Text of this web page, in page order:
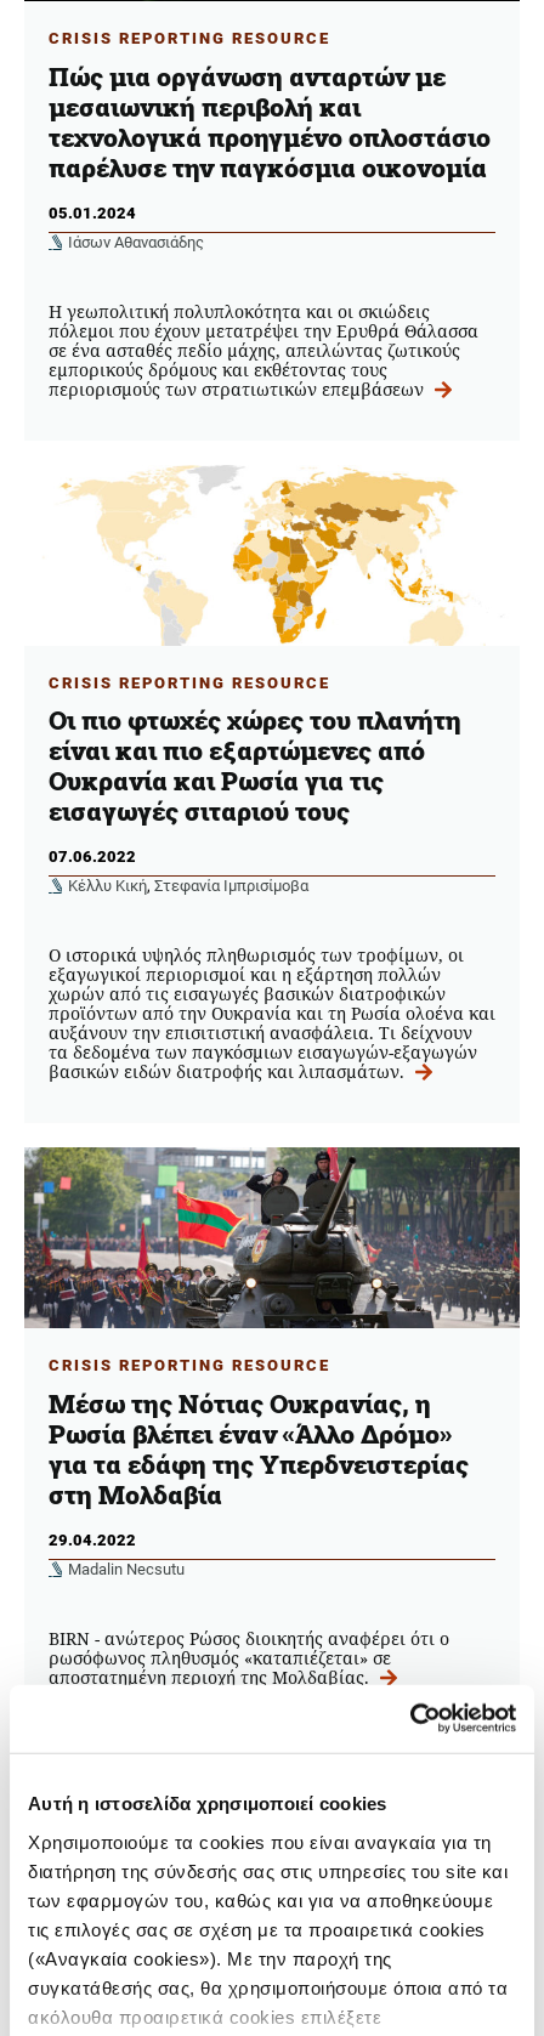
Αυτή η ιστοσελίδα χρησιμοποιεί cookies
Χρησιμοποιούμε τα cookies που είναι αναγκαία για τη
διατήρηση της σύνδεσής σας στις υπηρεσίες του site και
των εφαρμογών του, καθώς και για να αποθηκεύουμε
τις επιλογές σας σε σχέση με τα προαιρετικά cookies
(«Αναγκαία cookies»). Με την παροχή της
συγκατάθεσής σας, θα χρησιμοποιήσουμε όποια από τα
ακόλουθα προαιρετικά cookies επιλέξετε
CRISIS REPORTING RESOURCE
Πώς μια οργάνωση ανταρτών με
μεσαιωνική περιβολή και
τεχνολογικά προηγμένο οπλοστάσιο
παρέλυσε την παγκόσμια οικονομία
05.01.2024
Ιάσων Αθανασιάδης
Η γεωπολιτική πολυπλοκότητα και οι σκιώδεις
πόλεμοι που έχουν μετατρέψει την Ερυθρά Θάλασσα
σε ένα ασταθές πεδίο μάχης, απειλώντας ζωτικούς
εμπορικούς δρόμους και εκθέτοντας τους
περιορισμούς των στρατιωτικών επεμβάσεων
CRISIS REPORTING RESOURCE
Οι πιο φτωχές χώρες του πλανήτη
είναι και πιο εξαρτώμενες από
Ουκρανία και Ρωσία για τις
εισαγωγές σιταριού τους
07.06.2022
Κέλλυ Κική, Στεφανία Ιμπρισίμοβα
Ο ιστορικά υψηλός πληθωρισμός των τροφίμων, οι
εξαγωγικοί περιορισμοί και η εξάρτηση πολλών
χωρών από τις εισαγωγές βασικών διατροφικών
προϊόντων από την Ουκρανία και τη Ρωσία ολοένα και
αυξάνουν την επισιτιστική ανασφάλεια. Τι δείχνουν
τα δεδομένα των παγκόσμιων εισαγωγών-εξαγωγών
βασικών ειδών διατροφής και λιπασμάτων.
CRISIS REPORTING RESOURCE
Μέσω της Νότιας Ουκρανίας, η
Ρωσία βλέπει έναν «Άλλο Δρόμο»
για τα εδάφη της Υπερδνειστερίας
στη Μολδαβία
29.04.2022
Madalin Necsutu
BIRN - ανώτερος Ρώσος διοικητής αναφέρει ότι ο
ρωσόφωνος πληθυσμός «καταπιέζεται» σε
αποστατημένη περιοχή της Μολδαβίας.
ΘΕΜΑΤΑ
Υπερδνειστερία: μια “ανύπαρκτη”
χώρα γίνεται γεωπολιτικός